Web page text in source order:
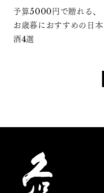
予算5000円で贈れる、
お歳暮におすすめの日本
酒4選